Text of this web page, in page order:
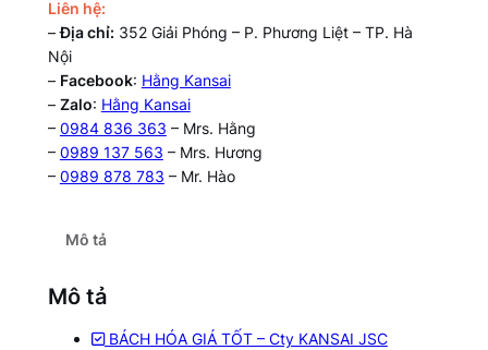
Liên hệ:
–Địa chỉ: 352 Giải Phóng – P. Phương Liệt – TP. Hà
Nội
– Facebook: Hằng Kansai
– Zalo: Hằng Kansai
– 0984 836 363 – Mrs. Hằng
– 0989 137 563 – Mrs. Hương
– 0989 878 783 – Mr. Hào
Mô tả
Mô tả
BÁCH HÓA GIÁ TỐT – Cty KANSAI JSC